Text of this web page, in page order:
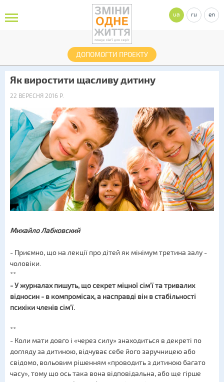
ДОПОМОГТИ ПРОЕКТУ
ua ru en
Як виростити щасливу дитину
22 ВЕРЕСНЯ 2016 Р.
Михайло Лабковский
- Приємно, що на лекції про дітей як мінімум третина залу -
чоловіки.
**
- У журналах пишуть, що секрет міцної сім'ї та тривалих
відносин - в компромісах, а насправді він в стабільності
психіки членів сім'ї.
**
- Коли мати довго і «через силу» знаходиться в декреті по
догляду за дитиною, відчуває себе його заручницею або
свідомо, вольовим рішенням «проводить з дитиною багато
часу», тому що ось така вона відповідальна, або ще гірше